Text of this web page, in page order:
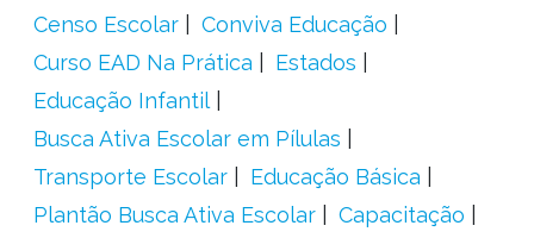
Censo Escolar
Conviva Educação
Curso EAD Na Prática
Estados
Educação Infantil
Busca Ativa Escolar em Pílulas
Transporte Escolar
Educação Básica
Plantão Busca Ativa Escolar
Capacitação